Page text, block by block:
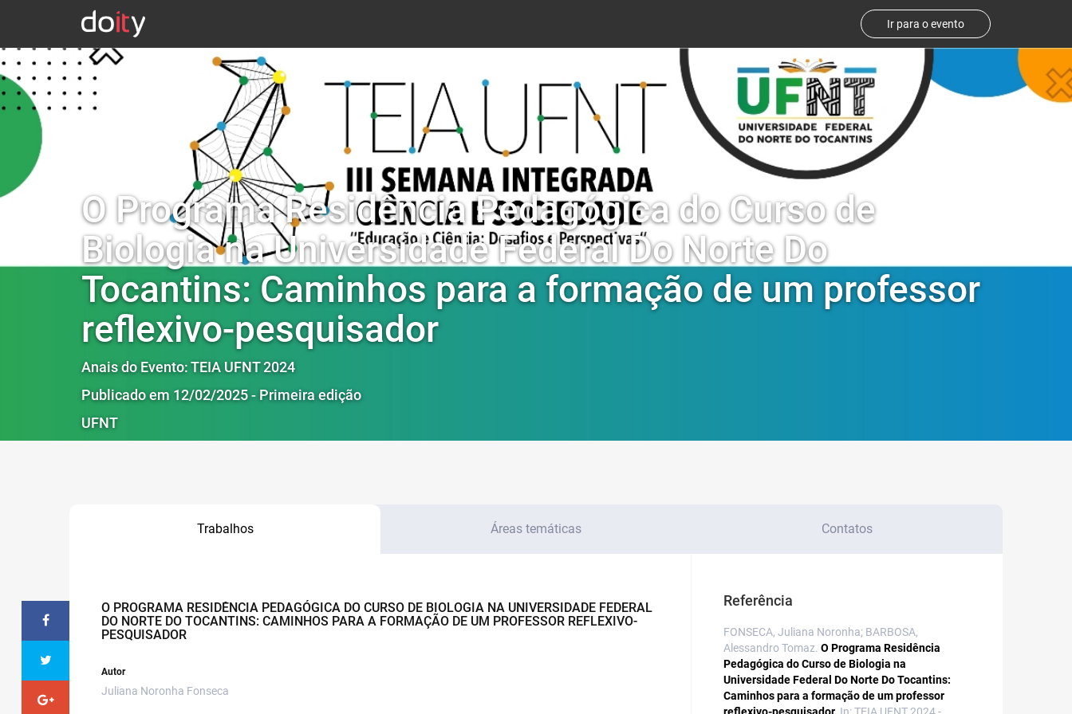
Ir para o evento
O Programa Residência Pedagógica do Curso de
Biologia na Universidade Federal Do Norte Do
Tocantins: Caminhos para a formação de um professor
reflexivo-pesquisador
Anais do Evento: TEIA UFNT 2024
Publicado em 12/02/2025 - Primeira edição
UFNT
Trabalhos Áreas temáticas Contatos
O PROGRAMA RESIDÊNCIA PEDAGÓGICA DO CURSO DE BIOLOGIA NA UNIVERSIDADE FEDERAL
DO NORTE DO TOCANTINS: CAMINHOS PARA A FORMAÇÃO DE UM PROFESSOR REFLEXIVO-
PESQUISADOR
Autor
Juliana Noronha Fonseca
Referência
FONSECA, Juliana Noronha; BARBOSA,
Alessandro Tomaz. O Programa Residência
Pedagógica do Curso de Biologia na
Universidade Federal Do Norte Do Tocantins:
Caminhos para a formação de um professor